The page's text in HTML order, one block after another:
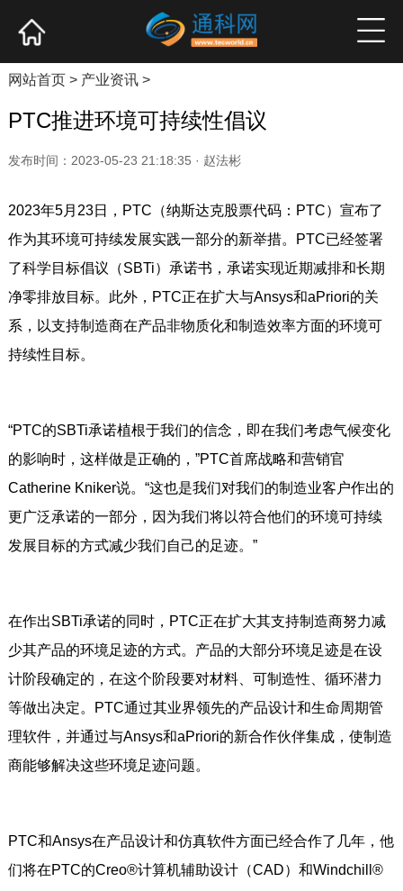
产业资讯 企业新品 高端访谈
网站首页> 产业资讯>
PTC推进环境可持续性倡议
发布时间：2023-05-23 21:18:35 · 赵法彬
2023年5月23日，PTC（纳斯达克股票代码：PTC）宣布了
作为其环境可持续发展实践一部分的新举措。PTC已经签署
了科学目标倡议（SBTi）承诺书，承诺实现近期减排和长期
净零排放目标。此外，PTC正在扩大与Ansys和aPriori的关
系，以支持制造商在产品非物质化和制造效率方面的环境可
持续性目标。
“PTC的SBTi承诺植根于我们的信念，即在我们考虑气候变化
的影响时，这样做是正确的，”PTC首席战略和营销官
Catherine Kniker说。“这也是我们对我们的制造业客户作出的
更广泛承诺的一部分，因为我们将以符合他们的环境可持续
发展目标的方式减少我们自己的足迹。”
在作出SBTi承诺的同时，PTC正在扩大其支持制造商努力减
少其产品的环境足迹的方式。产品的大部分环境足迹是在设
计阶段确定的，在这个阶段要对材料、可制造性、循环潜力
等做出决定。PTC通过其业界领先的产品设计和生命周期管
理软件，并通过与Ansys和aPriori的新合作伙伴集成，使制造
商能够解决这些环境足迹问题。
PTC和Ansys在产品设计和仿真软件方面已经合作了几年，他
们将在PTC的Creo®计算机辅助设计（CAD）和Windchill®